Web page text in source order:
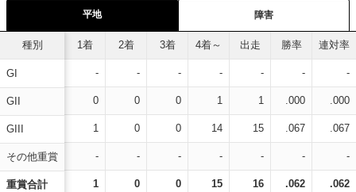
平地 障害
種別
GI
GII
GIII
その他重賞
重賞合計
1着 2着 3着 4着～ 出走 勝率 連対率
- - - - - - -
0 0 0 1 1 .000 .000
1 0 0 14 15 .067 .067
- - - - - - -
1 0 0 15 16 .062 .062